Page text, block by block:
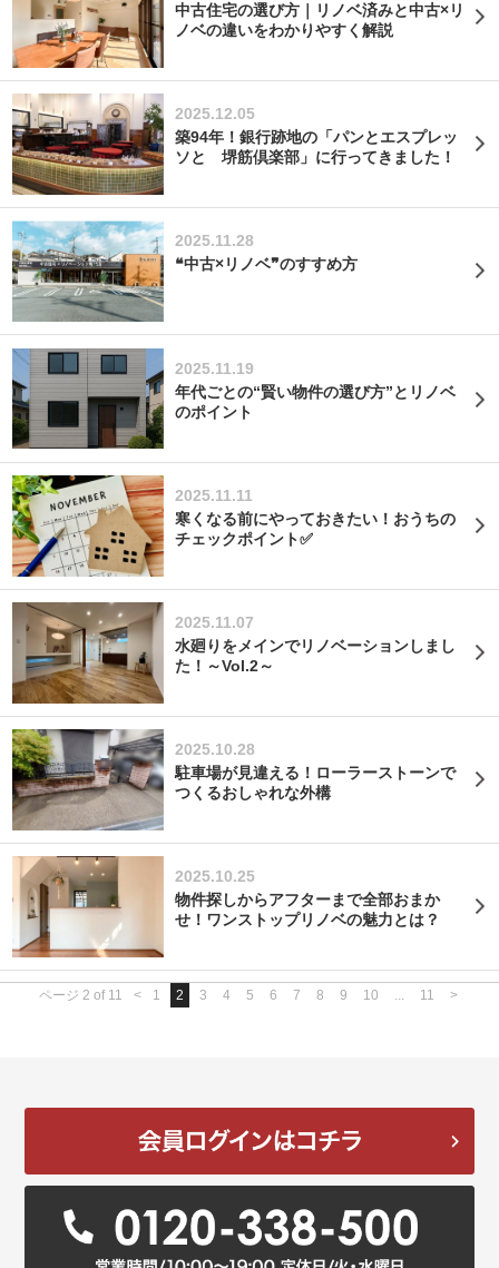
中古住宅の選び方｜リノベ済みと中古×リ
ノベの違いをわかりやすく解説
2025.12.05
築94年！銀行跡地の「パンとエスプレッ
ソと 堺筋倶楽部」に行ってきました！
2025.11.28
❝中古×リノベ❞のすすめ方
2025.11.19
年代ごとの“賢い物件の選び方”とリノベ
のポイント
2025.11.11
寒くなる前にやっておきたい！おうちの
チェックポイント✅
2025.11.07
水廻りをメインでリノベーションしまし
た！～Vol.2～
2025.10.28
駐車場が見違える！ローラーストーンで
つくるおしゃれな外構
2025.10.25
物件探しからアフターまで全部おまか
せ！ワンストップリノベの魅力とは？
ページ 2 of 11 < 1 2 3 4 5 6 7 8 9 10 ... 11 >